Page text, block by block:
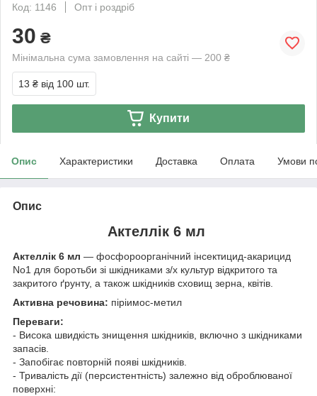
Код: 1146
Опт і роздріб
30 ₴
Мінімальна сума замовлення на сайті — 200 ₴
13 ₴ від 100 шт.
Купити
Опис Характеристики Доставка Оплата Умови
Опис
Актеллік 6 мл
Актеллік 6 мл — фосфороорганічний інсектицид-акарицид
No1 для боротьби зі шкідниками з/х культур відкритого та
закритого ґрунту, а також шкідників сховищ зерна, квітів.
Активна речовина: піріимос-метил
Переваги:
- Висока швидкість знищення шкідників, включно з шкідниками
запасів.
- Запобігає повторній появі шкідників.
- Тривалість дії (персистентність) залежно від оброблюваної
поверхні: